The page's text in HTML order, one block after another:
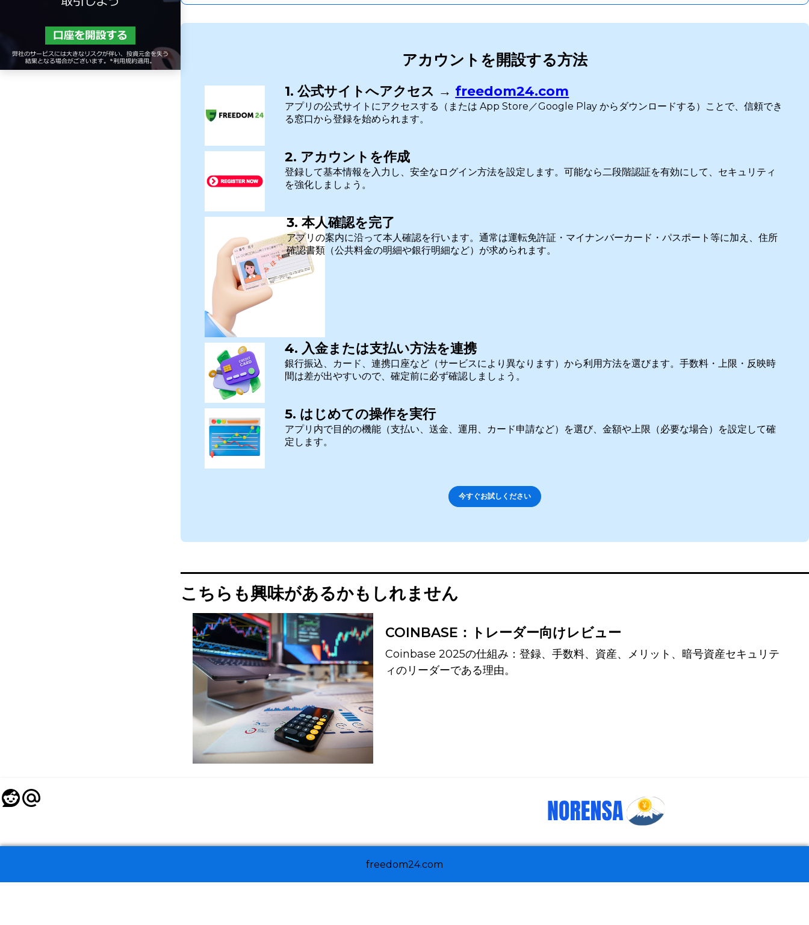
アカウントを開設する方法
1. 公式サイトへアクセス → freedom24.com
アプリの公式サイトにアクセスする（または App Store／Google Play からダウンロードする）ことで、信頼でき
る窓口から登録を始められます。
2. アカウントを作成
登録して基本情報を入力し、安全なログイン方法を設定します。可能なら二段階認証を有効にして、セキュリティ
を強化しましょう。
3. 本人確認を完了
アプリの案内に沿って本人確認を行います。通常は運転免許証・マイナンバーカード・パスポート等に加え、住所
確認書類（公共料金の明細や銀行明細など）が求められます。
4. 入金または支払い方法を連携
銀行振込、カード、連携口座など（サービスにより異なります）から利用方法を選びます。手数料・上限・反映時
間は差が出やすいので、確定前に必ず確認しましょう。
5. はじめての操作を実行
アプリ内で目的の機能（支払い、送金、運用、カード申請など）を選び、金額や上限（必要な場合）を設定して確
定します。
今すぐお試しください
こちらも興味があるかもしれません
COINBASE：トレーダー向けレビュー
Coinbase 2025の仕組み：登録、手数料、資産、メリット、暗号資産セキュリテ
ィのリーダーである理由。
freedom24.com